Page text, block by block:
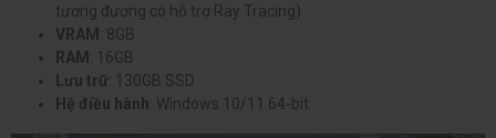
tương đương có hỗ trợ Ray Tracing)
VRAM : 8GB
RAM : 16GB
Lưu trữ: 130GB SSD
Hệ điều hành: Windows 10/11 64-bit